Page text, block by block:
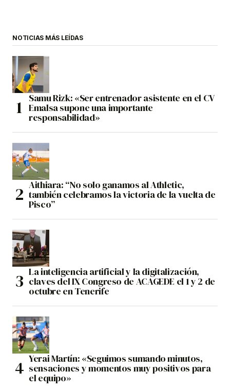
NOTICIAS MÁS LEÍDAS
Samu Rizk: «Ser entrenador asistente en el CV
Emalsa supone una importante
responsabilidad»
Aithiara: “No solo ganamos al Athletic,
también celebramos la victoria de la vuelta de
Pisco”
La inteligencia artificial y la digitalización,
claves del IX Congreso de ACAGEDE el 1 y 2 de
octubre en Tenerife
Yerai Martín: «Seguimos sumando minutos,
sensaciones y momentos muy positivos para
el equipo»